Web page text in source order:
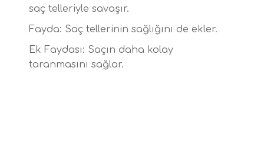
saç telleriyle savaşır.
Fayda: Saç tellerinin sağlığını de ekler.
Ek Faydası: Saçın daha kolay
taranmasını sağlar.